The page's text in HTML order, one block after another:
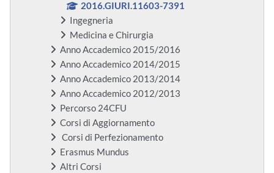
2016.GIURI.11603-7391
Ingegneria
Medicina e Chirurgia
Anno Accademico 2015/2016
Anno Accademico 2014/2015
Anno Accademico 2013/2014
Anno Accademico 2012/2013
Percorso 24CFU
Corsi di Aggiornamento
Corsi di Perfezionamento
Erasmus Mundus
Altri Corsi